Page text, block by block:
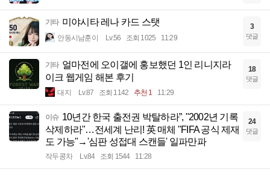
기타 미야시타 레나 카드 스탯
안동시남훈이 Lv.56 조회 1025 11:29
3
댓글
기타 얼마전에 오이갤에 홍보했던 1인 리니지라
이크 웹게임 해본 후기
대지 Lv.87 조회 1142 추천 1 11:29
18
댓글
이슈 10년간 한국 출전권 박탈하라”, "2002년 기록
삭제하라"…전세계 난리! 英 매체 "FIFA 공식 제재
도 가능"→'심판 성접대 스캔들' 일파만파
작두콩차 Lv.84 조회 1544 11:28
24
댓글